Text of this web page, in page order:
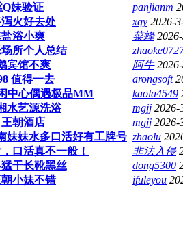
Q妹验证 panjianm
火好去处 xqy 2026-
浴小爽 菜蜂
所个人总结
宾馆不爽 阿牛
值得一去 arongsoft
中心偶遇极品MM kaola4549
水艺源洗浴 mgjj 2026-
朝酒店 mgjj 2026-
妹妹水多口活好有工牌号 zhaolu
口活真不一般！ 非法入侵
干长靴黑丝 dong5300
小妹不错 ifuleyou